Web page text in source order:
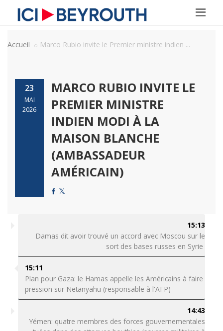
Accueil Marco Rubio invite le Premier ministre indien ...
23
MAI
2026
MARCO RUBIO INVITE LE
PREMIER MINISTRE
INDIEN MODI À LA
MAISON BLANCHE
(AMBASSADEUR
AMÉRICAIN)
15:13
Damas dit avoir trouvé un accord avec Moscou sur le
sort des bases russes en Syrie
15:11
Plan pour Gaza: le Hamas appelle les Américains à faire
pression sur Netanyahu (responsable à l'AFP)
14:43
Yémen: quatre membres des forces gouvernementales